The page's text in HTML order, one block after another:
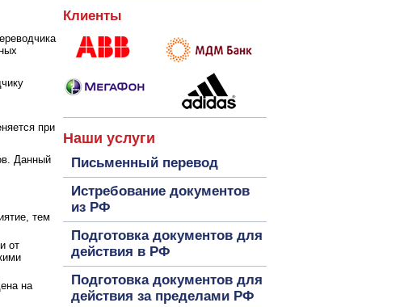
при
Данный
тем
от
на
Клиенты
Наши услуги
Письменный перевод
Истребование документов
из РФ
Подготовка документов для
действия в РФ
Подготовка документов для
действия за пределами РФ